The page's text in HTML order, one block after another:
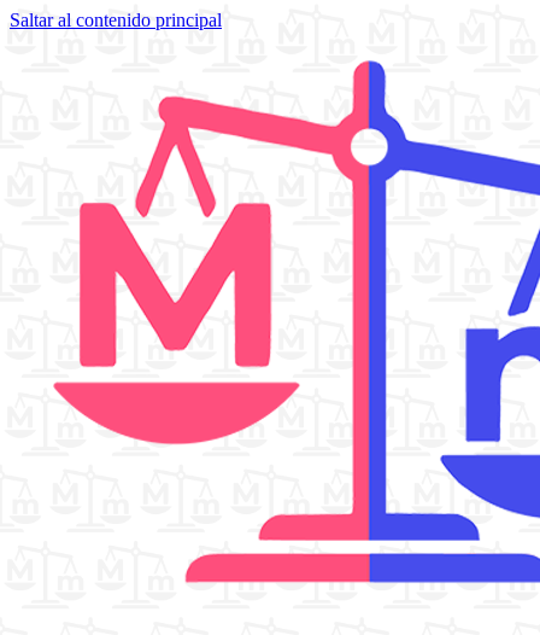
Saltar al contenido principal